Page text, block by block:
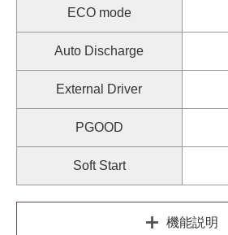
ECO mode
Auto Discharge
External Driver
PGOOD
Soft Start
機能説明